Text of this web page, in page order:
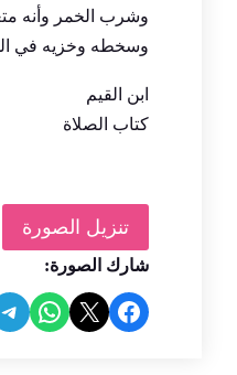
وشرب الخمر وأنه
وسخطه وخزيه في
ابن القيم
كتاب الصلاة
تنزيل الصورة
شارك الصورة:
Share on Facebook
Share on X
WhatsApp